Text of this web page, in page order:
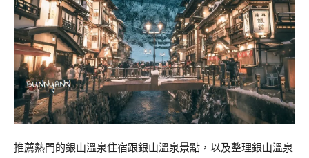
推薦熱門的銀山溫泉住宿跟銀山溫泉景點，以及整理銀山溫泉